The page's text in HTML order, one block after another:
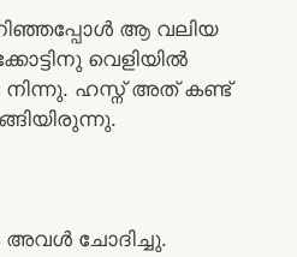
ആ വലിയ
വെളിയിൽ
നിന്നു. ഹസ്ന് അത് കണ്ട്
അവൾ ചോദിച്ചു.